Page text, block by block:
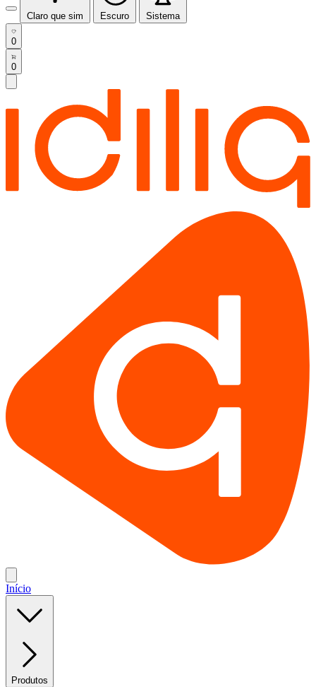
Claro que sim Escuro Sistema
0
0
Início
Produtos